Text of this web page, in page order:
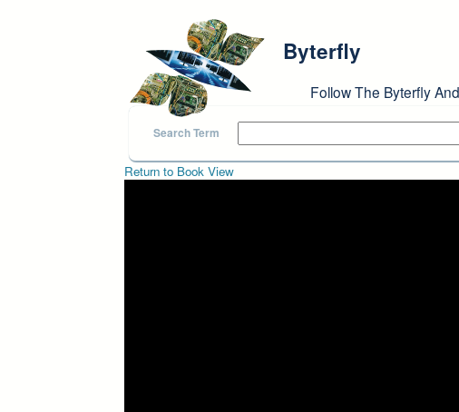
Byterfly
Follow The Byterfly
Search Term
Return to Book View